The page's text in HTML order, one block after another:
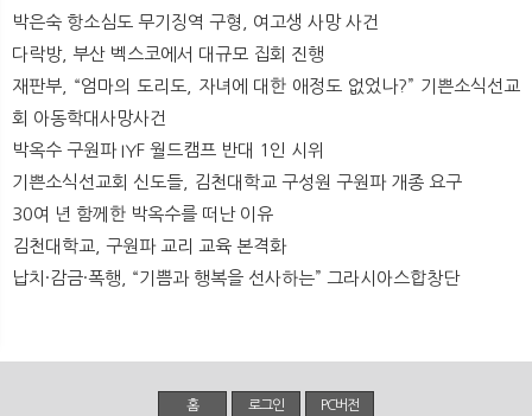
박은숙 항소심도 무기징역 구형, 여고생 사망 사건
다락방, 부산 벡스코에서 대규모 집회 진행
재판부, “엄마의 도리도, 자녀에 대한 애정도 없었나?” 기쁜소식선교
회 아동학대사망사건
박옥수 구원파 IYF 월드캠프 반대 1인 시위
기쁜소식선교회 신도들, 김천대학교 구성원 구원파 개종 요구
30여 년 함께한 박옥수를 떠난 이유
김천대학교, 구원파 교리 교육 본격화
납치·감금·폭행, “기쁨과 행복을 선사하는” 그라시아스합창단
홈 로그인 PC버전